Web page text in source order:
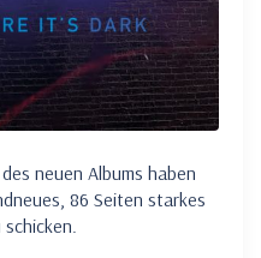
neuen Albums haben
86 Seiten starkes